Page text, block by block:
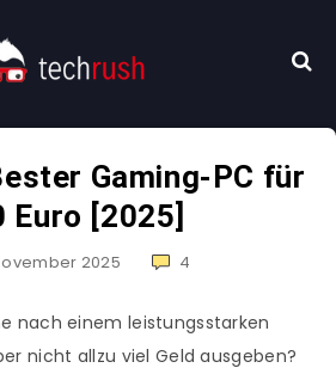
Gaming-PC für
Euro [2025]
2025 4
nach einem leistungsstarken
nicht allzu viel Geld ausgeben?